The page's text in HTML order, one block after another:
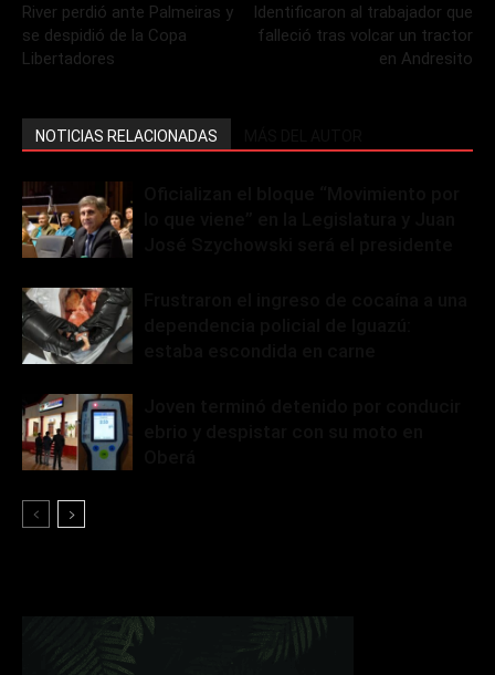
River perdió ante Palmeiras y
se despidió de la Copa
Libertadores
Identificaron al trabajador que
falleció tras volcar un tractor
en Andresito
NOTICIAS RELACIONADAS